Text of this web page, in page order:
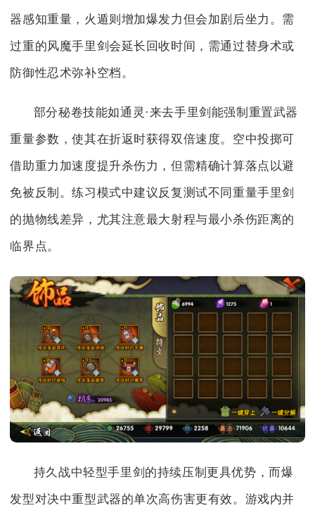
器感知重量，火遁则增加爆发力但会加剧后坐力。需
过重的风魔手里剑会延长回收时间，需通过替身术或
防御性忍术弥补空档。
部分秘卷技能如通灵·来去手里剑能强制重置武器
重量参数，使其在折返时获得双倍速度。空中投掷可
借助重力加速度提升杀伤力，但需精确计算落点以避
免被反制。练习模式中建议反复测试不同重量手里剑
的抛物线差异，尤其注意最大射程与最小杀伤距离的
临界点。
持久战中轻型手里剑的持续压制更具优势，而爆
发型对决中重型武器的单次高伤害更有效。游戏内并